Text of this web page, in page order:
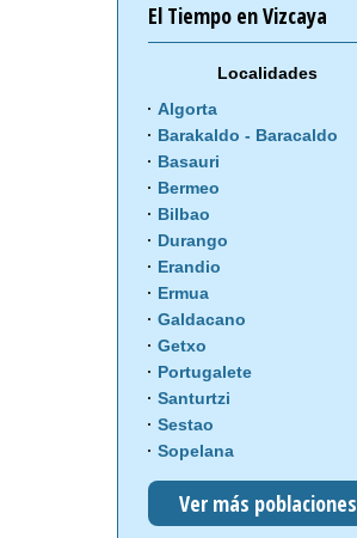
El Tiempo en Vizcaya
Localidades
Algorta
Barakaldo - Baracaldo
Basauri
Bermeo
Bilbao
Durango
Erandio
Ermua
Galdacano
Getxo
Portugalete
Santurtzi
Sestao
Sopelana
Ver más poblaciones